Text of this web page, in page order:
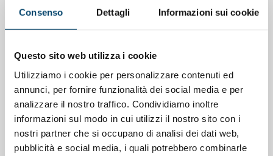
Consenso Dettagli Informazioni sui cookie
Questo sito web utilizza i cookie
Utilizziamo i cookie per personalizzare contenuti ed
annunci, per fornire funzionalità dei social media e per
analizzare il nostro traffico. Condividiamo inoltre
informazioni sul modo in cui utilizzi il nostro sito con i
nostri partner che si occupano di analisi dei dati web,
pubblicità e social media, i quali potrebbero combinarle
ONDA ONDANOTIZIE ONDA PER IL SISTEMA SANITARIO